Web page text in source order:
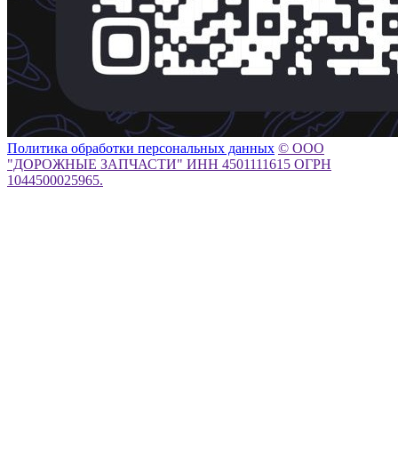
Политика обработки персональных данных © ООО
"ДОРОЖНЫЕ ЗАПЧАСТИ" ИНН 4501111615 ОГРН
1044500025965.